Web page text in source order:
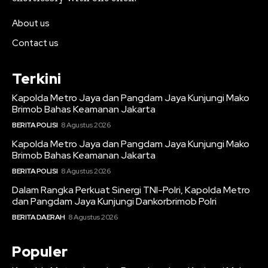
About us
Contact us
Terkini
Kapolda Metro Jaya dan Pangdam Jaya Kunjungi Mako
Brimob Bahas Keamanan Jakarta
BERITA POLISI 8 Agustus 2026
Kapolda Metro Jaya dan Pangdam Jaya Kunjungi Mako
Brimob Bahas Keamanan Jakarta
BERITA POLISI 8 Agustus 2026
Dalam Rangka Perkuat Sinergi TNI-Polri, Kapolda Metro
dan Pangdam Jaya Kunjungi Dankorbrimob Polri
BERITA DAERAH 8 Agustus 2026
Populer